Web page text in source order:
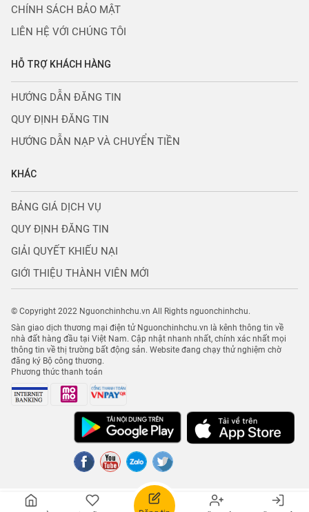
CHÍNH SÁCH BẢO MẬT
LIÊN HỆ VỚI CHÚNG TÔI
HỖ TRỢ KHÁCH HÀNG
HƯỚNG DẪN ĐĂNG TIN
QUY ĐỊNH ĐĂNG TIN
HƯỚNG DẪN NẠP VÀ CHUYỂN TIỀN
KHÁC
BẢNG GIÁ DỊCH VỤ
QUY ĐỊNH ĐĂNG TIN
GIẢI QUYẾT KHIẾU NẠI
GIỚI THIỆU THÀNH VIÊN MỚI
© Copyright 2022 Nguonchinhchu.vn All Rights nguonchinhchu.
Sàn giao dịch thương mại điện tử Nguonchinhchu.vn là kênh thông tin về
nhà đất hàng đầu tại Việt Nam. Cập nhật nhanh nhất, chính xác nhất mọi
thông tin về thị trường bất động sản. Website đang chạy thử nghiệm chờ
đăng ký Bộ công thương.
Phương thức thanh toán